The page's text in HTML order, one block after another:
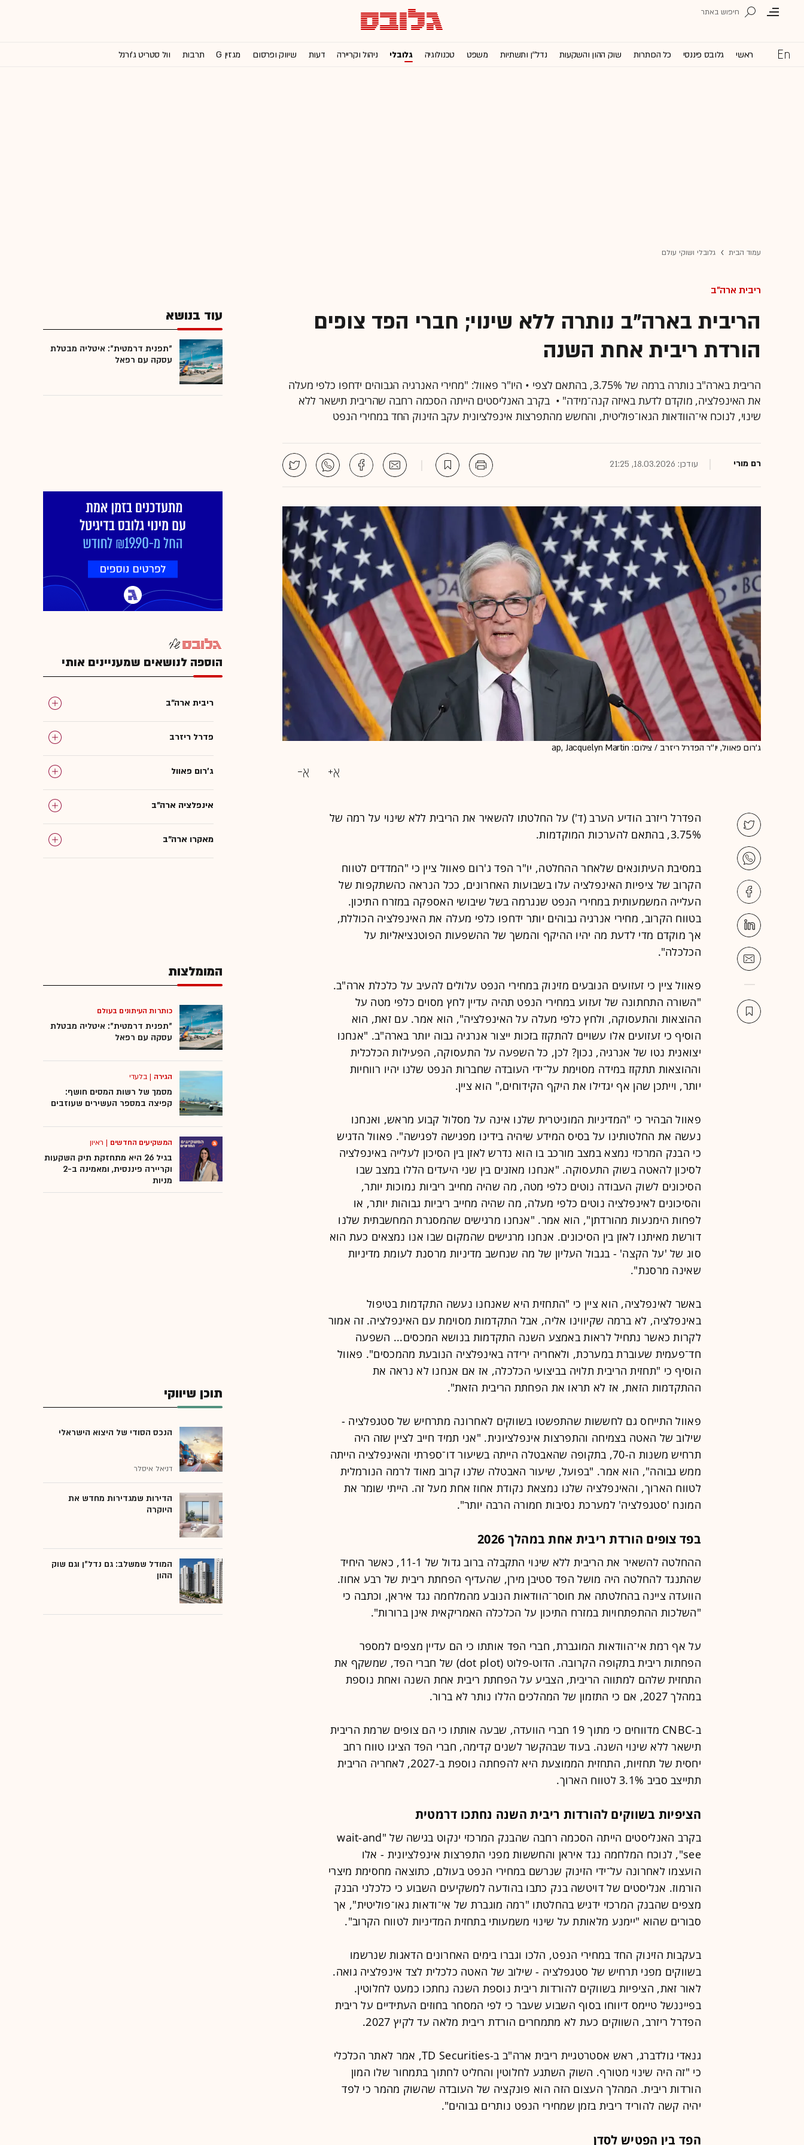
ראשי גלובס פיננסי כל הכותרות שוק ההון והשקעות נדל''ן ותשתיות משפט טכנולוגיה גלובלי ניהול וקריירה דעות שיווק ופרסום מגזין G תרבות וול סטריט ג'ורנל
עמוד הבית גלובלי ושוקי עולם
ריבית ארה"ב
הריבית בארה"ב נותרה ללא שינוי; חברי הפד צופים
הורדת ריבית אחת השנה
הריבית בארה"ב נותרה ברמה של 3.75%, בהתאם לצפי • היו"ר פאוול: "מחירי האנרגיה הגבוהים ידחפו כלפי מעלה
את האינפלציה, מוקדם לדעת באיזה קנה־מידה" • בקרב האנליסטים הייתה הסכמה רחבה שהריבית תישאר ללא
שינוי, לנוכח אי־הוודאות הגאו־פוליטית, והחשש מהתפרצות אינפלציונית עקב הזינוק החד במחירי הנפט
רם מורי עודכן: 18.03.2026, 21:25
ג'רום פאוול, יו''ר הפדרל ריזרב / צילום: ap, Jacquelyn Martin
הפדרל ריזרב הודיע הערב (ד') על החלטתו להשאיר את הריבית ללא שינוי על רמה של
3.75%, בהתאם להערכות המוקדמות.
במסיבת העיתונאים שלאחר ההחלטה, יו"ר הפד ג'רום פאוול ציין כי "המדדים לטווח
הקרוב של ציפיות האינפלציה עלו בשבועות האחרונים, ככל הנראה כהשתקפות של
העלייה המשמעותית במחירי הנפט שנגרמה בשל שיבושי האספקה במזרח התיכון.
בטווח הקרוב, מחירי אנרגיה גבוהים יותר ידחפו כלפי מעלה את האינפלציה הכוללת,
אך מוקדם מדי לדעת מה יהיו ההיקף והמשך של ההשפעות הפוטנציאליות על
הכלכלה".
פאוול ציין כי זעזועים הנובעים מזינוק במחירי הנפט עלולים להעיב על כלכלת ארה"ב.
"השורה התחתונה של זעזוע במחירי הנפט תהיה עדיין לחץ מסוים כלפי מטה על
ההוצאות והתעסוקה, ולחץ כלפי מעלה על האינפלציה", הוא אמר. עם זאת, הוא
הוסיף כי זעזועים אלו עשויים להתקזז בזכות ייצור אנרגיה גבוה יותר בארה"ב. "אנחנו
יצואנית נטו של אנרגיה, נכון? לכן, כל השפעה על התעסוקה, הפעילות הכלכלית
וההוצאות תתקזז במידה מסוימת על־ידי העובדה שחברות הנפט שלנו יהיו רווחיות
יותר, וייתכן שהן אף יגדילו את היקף הקידוחים," הוא ציין.
פאוול הבהיר כי "המדיניות המוניטרית שלנו אינה על מסלול קבוע מראש, ואנחנו
נעשה את החלטותינו על בסיס המידע שיהיה בידינו מפגישה לפגישה". פאוול הדגיש
כי הבנק המרכזי נמצא במצב מורכב בו הוא נדרש לאזן בין הסיכון לעלייה באינפלציה
לסיכון להאטה בשוק התעסוקה. "אנחנו מאזנים בין שני היעדים הללו במצב שבו
הסיכונים לשוק העבודה נוטים כלפי מטה, מה שהיה מחייב ריביות נמוכות יותר,
והסיכונים לאינפלציה נוטים כלפי מעלה, מה שהיה מחייב ריביות גבוהות יותר, או
לפחות הימנעות מהורדתן", הוא אמר. "אנחנו מרגישים שהמסגרת המחשבתית שלנו
דורשת מאיתנו לאזן בין הסיכונים. אנחנו מרגישים שהמקום שבו אנו נמצאים כעת הוא
סוג של 'על הקצה' - בגבול העליון של מה שנחשב מדיניות מרסנת לעומת מדיניות
שאינה מרסנת".
באשר לאינפלציה, הוא ציין כי "התחזית היא שאנחנו נעשה התקדמות בטיפול
באינפלציה, לא ברמה שקיווינו אליה, אבל התקדמות מסוימת עם האינפלציה. זה אמור
לקרות כאשר נתחיל לראות באמצע השנה התקדמות בנושא המכסים... השפעה
חד־פעמית שעוברת במערכת, ולאחריה ירידה באינפלציה הנובעת מהמכסים". פאוול
הוסיף כי "תחזית הריבית תלויה בביצועי הכלכלה, אז אם אנחנו לא נראה את
ההתקדמות הזאת, אז לא תראו את הפחתת הריבית הזאת".
פאוול התייחס גם לחששות שהתפשטו בשווקים לאחרונה מתרחיש של סטגפלציה -
שילוב של האטה בצמיחה והתפרצות אינפלציונית. "אני תמיד חייב לציין שזה היה
תרחיש משנות ה-70, בתקופה שהאבטלה הייתה בשיעור דו־ספרתי והאינפלציה הייתה
ממש גבוהה", הוא אמר. "בפועל, שיעור האבטלה שלנו קרוב מאוד לרמה הנורמלית
לטווח הארוך, והאינפלציה שלנו נמצאת נקודת אחוז אחת מעל זה. הייתי שומר את
המונח 'סטגפלציה' למערכת נסיבות חמורה הרבה יותר".
בפד צופים הורדת ריבית אחת במהלך 2026
ההחלטה להשאיר את הריבית ללא שינוי התקבלה ברוב גדול של 11-1, כאשר היחיד
שהתנגד להחלטה היה מושל הפד סטיבן מירן, שהעדיף הפחתת ריבית של רבע אחוז.
הוועדה ציינה בהחלטתה את חוסר־הוודאות הנובע מהמלחמה נגד איראן, וכתבה כי
"השלכות ההתפתחויות במזרח התיכון על הכלכלה האמריקאית אינן ברורות".
על אף רמת אי־הוודאות המוגברת, חברי הפד אותתו כי הם עדיין מצפים למספר
הפחתות ריבית בתקופה הקרובה. הדוט-פלוט (dot plot) של חברי הפד, שמשקף את
התחזית שלהם למתווה הריבית, הצביע על הפחתת ריבית אחת השנה ואחת נוספת
במהלך 2027, אם כי התזמון של המהלכים הללו נותר לא ברור.
ב-CNBC מדווחים כי מתוך 19 חברי הוועדה, שבעה אותתו כי הם צופים שרמת הריבית
תישאר ללא שינוי השנה. בעוד שבהקשר לשנים קדימה, חברי הפד הציגו טווח רחב
יחסית של תחזיות, התחזית הממוצעת היא להפחתה נוספת ב-2027, לאחריה הריבית
תתייצב סביב 3.1% לטווח הארוך.
הציפיות בשווקים להורדות ריבית השנה נחתכו דרמטית
בקרב האנליסטים הייתה הסכמה רחבה שהבנק המרכזי ינקוט בגישה של "wait-and
see", לנוכח המלחמה נגד איראן והחששות מפני התפרצות אינפלציונית - אלו
הועצמו לאחרונה על־ידי הזינוק שנרשם במחירי הנפט בעולם, כתוצאה מחסימת מיצרי
הורמוז. אנליסטים של דויטשה בנק כתבו בהודעה למשקיעים השבוע כי כלכלני הבנק
מצפים שהבנק המרכזי ידגיש בהחלטתו "רמה מוגברת של אי־ודאות גאו־פוליטית", אך
סבורים שהוא "יימנע מלאותת על שינוי משמעותי בתחזית המדיניות לטווח הקרוב".
בעקבות הזינוק החד במחירי הנפט, הלכו וגברו בימים האחרונים הדאגות שנרשמו
בשווקים מפני תרחיש של סטגפלציה - שילוב של האטה כלכלית לצד אינפלציה גואה.
לאור זאת, הציפיות בשווקים להורדות ריבית נוספת השנה נחתכו כמעט לחלוטין.
בפייננשל טיימס דיווחו בסוף השבוע שעבר כי לפי המסחר בחוזים העתידיים על ריבית
הפדרל ריזרב, השווקים כעת לא מתמחרים הורדת ריבית מלאה עד לקיץ 2027.
גנאדי גולדברג, ראש אסטרטגיית ריבית ארה"ב ב-TD Securities, אמר לאתר הכלכלי
כי "זה היה שינוי מטורף. השוק השתגע לחלוטין והחליט לחתוך בתמחור שלו המון
הורדות ריבית. המהלך העצום הזה הוא פונקציה של העובדה שהשוק מהמר כי לפד
יהיה קשה להוריד ריבית בזמן שמחירי הנפט נותרים גבוהים".
הפד בין הפטיש לסדן
עוד בנושא
"תפנית דרמטית": איטליה מבטלת
עסקה עם רפאל
הוספה לנושאים שמעניינים אותי
ריבית ארה"ב
פדרל ריזרב
ג'רום פאוול
אינפלציה ארה"ב
מאקרו ארה"ב
נפט
המומלצות
כותרות העיתונים בעולם
"תפנית דרמטית": איטליה מבטלת
עסקה עם רפאל
הגירה |בלעדי
מסמך של רשות המסים חושף:
קפיצה במספר העשירים שעוזבים
המשקיעים החדשים | ראיון
בגיל 26 היא מתחזקת תיק השקעות
וקריירה פיננסית, ומאמינה ב-2
מניות
תוכן שיווקי
הנכס הסודי של היצוא הישראלי
דניאל איסלר
הדירות שמגדירות מחדש את
היוקרה
המודל שמשלב: גם נדל"ן וגם שוק
ההון